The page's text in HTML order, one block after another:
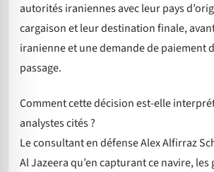
autorités iraniennes avec leur pays
cargaison et leur destination finale,
iranienne et une demande de paiement
passage.
Comment cette décision est-elle
analystes cités ?
Le consultant en défense Alex Alfirraz
Al Jazeera qu’en capturant ce navire, les